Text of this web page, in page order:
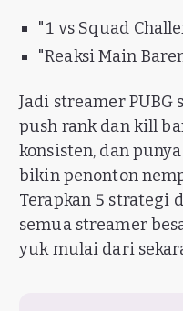
"1 vs Squad
"Reaksi Main
Jadi streamer PUBG
push rank dan kill
konsisten, dan
bikin penonton
Terapkan 5 strategi
semua streamer
yuk mulai dari